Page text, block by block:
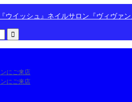
ウイッシュ』ネイルサロン『ヴィヴァ
にご来店
にご来店